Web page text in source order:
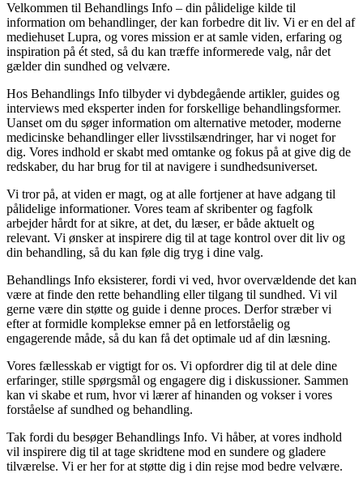
Velkommen til Behandlings Info – din pålidelige kilde til
information om behandlinger, der kan forbedre dit liv. Vi er en del af
mediehuset Lupra, og vores mission er at samle viden, erfaring og
inspiration på ét sted, så du kan træffe informerede valg, når det
gælder din sundhed og velvære.
Hos Behandlings Info tilbyder vi dybdegående artikler, guides og
interviews med eksperter inden for forskellige behandlingsformer.
Uanset om du søger information om alternative metoder, moderne
medicinske behandlinger eller livsstilsændringer, har vi noget for
dig. Vores indhold er skabt med omtanke og fokus på at give dig de
redskaber, du har brug for til at navigere i sundhedsuniverset.
Vi tror på, at viden er magt, og at alle fortjener at have adgang til
pålidelige informationer. Vores team af skribenter og fagfolk
arbejder hårdt for at sikre, at det, du læser, er både aktuelt og
relevant. Vi ønsker at inspirere dig til at tage kontrol over dit liv og
din behandling, så du kan føle dig tryg i dine valg.
Behandlings Info eksisterer, fordi vi ved, hvor overvældende det kan
være at finde den rette behandling eller tilgang til sundhed. Vi vil
gerne være din støtte og guide i denne proces. Derfor stræber vi
efter at formidle komplekse emner på en letforståelig og
engagerende måde, så du kan få det optimale ud af din læsning.
Vores fællesskab er vigtigt for os. Vi opfordrer dig til at dele dine
erfaringer, stille spørgsmål og engagere dig i diskussioner. Sammen
kan vi skabe et rum, hvor vi lærer af hinanden og vokser i vores
forståelse af sundhed og behandling.
Tak fordi du besøger Behandlings Info. Vi håber, at vores indhold
vil inspirere dig til at tage skridtene mod en sundere og gladere
tilværelse. Vi er her for at støtte dig i din rejse mod bedre velvære.